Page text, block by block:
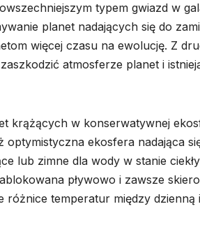
typem gwiazd w
planet nadających się do
więcej czasu na ewolucję. Z
atmosferze planet i
krążących w konserwatywnej
ekosfera nadająca
lub zimne dla wody w stanie
pływowo i zawsze
różnice temperatur między